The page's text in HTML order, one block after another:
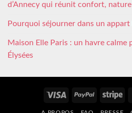
d’Annecy qui réunit confort,
Pourquoi séjourner dans un appart
Maison Elle Paris : un havre calme
Élysées
Visa PayPal